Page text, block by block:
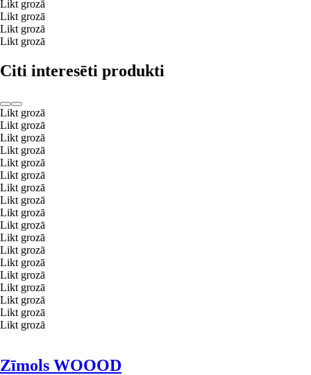
Likt grozā
Likt grozā
Likt grozā
Likt grozā
Citi interesēti produkti
Likt grozā
Likt grozā
Likt grozā
Likt grozā
Likt grozā
Likt grozā
Likt grozā
Likt grozā
Likt grozā
Likt grozā
Likt grozā
Likt grozā
Likt grozā
Likt grozā
Likt grozā
Likt grozā
Likt grozā
Likt grozā
Zīmols WOOOD